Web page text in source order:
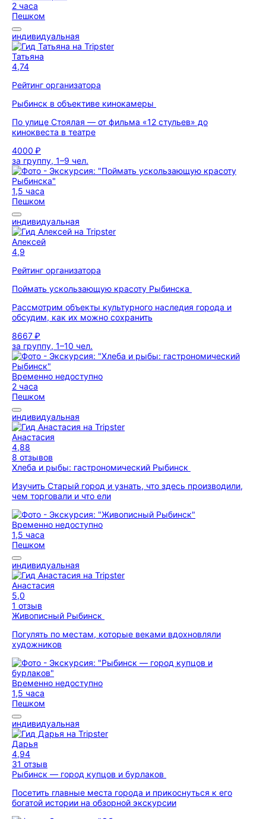
2 часа
Пешком
индивидуальная
Татьяна
4,74
Рейтинг организатора
Рыбинск в объективе кинокамеры
По улице Стоялая — от фильма «12 стульев» до
киноквеста в театре
4000 ₽
за группу, 1–9 чел.
1,5 часа
Пешком
индивидуальная
Алексей
4,9
Рейтинг организатора
Поймать ускользающую красоту Рыбинска
Рассмотрим объекты культурного наследия города и
обсудим, как их можно сохранить
8667 ₽
за группу, 1–10 чел.
Временно недоступно
2 часа
Пешком
индивидуальная
Анастасия
4,88
8 отзывов
Хлеба и рыбы: гастрономический Рыбинск
Изучить Старый город и узнать, что здесь производили,
чем торговали и что ели
Временно недоступно
1,5 часа
Пешком
индивидуальная
Анастасия
5,0
1 отзыв
Живописный Рыбинск
Погулять по местам, которые веками вдохновляли
художников
Временно недоступно
1,5 часа
Пешком
индивидуальная
Дарья
4,94
31 отзыв
Рыбинск — город купцов и бурлаков
Посетить главные места города и прикоснуться к его
богатой истории на обзорной экскурсии